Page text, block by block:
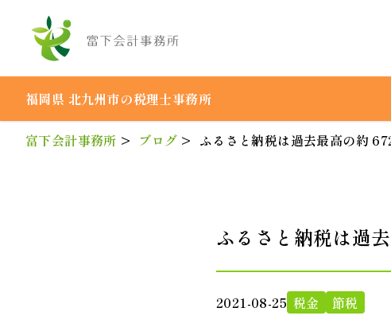
福岡県 北九州市の税理士事務所
BLOG
ブログ
富下会計事務所 > ブログ > ふるさと納税は過去最高の約
ふるさと納税は過
2021-08-25 税金 節税